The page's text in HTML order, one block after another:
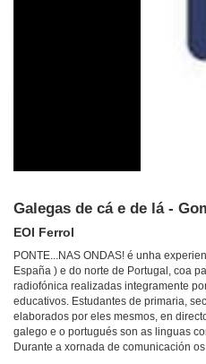
Galegas de cá e de lá -
EOI Ferrol
PONTE...NAS ONDAS! é unha
España ) e do norte de Portugal, coa
radiofónica realizadas integramente
educativos. Estudantes de primaria,
elaborados por eles mesmos, en
galego e o portugués son as linguas
Durante a xornada de comunicación